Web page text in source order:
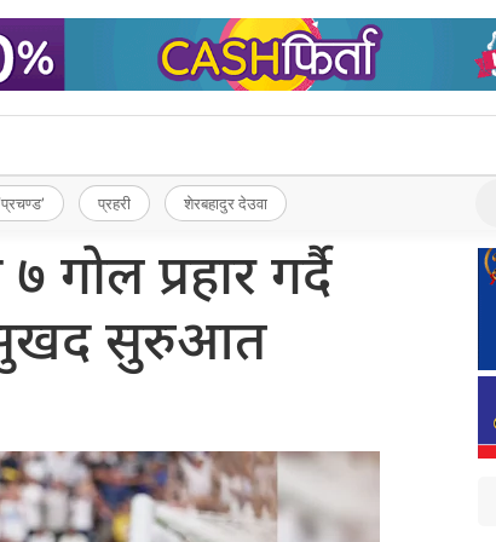
प्रहरी शेरबहादुर देउवा
प्रहार गर्दै
सुखद सुरुआत